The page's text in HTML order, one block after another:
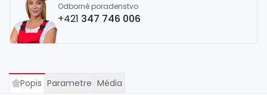
Odborné poradenstvo
+421 347 746 006
Popis Parametre Média